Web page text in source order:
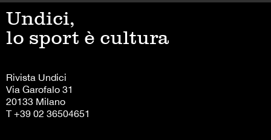
Undici,
lo sport è cultura
Rivista Undici
Via Garofalo 31
20133 Milano
T +39 02 36504651